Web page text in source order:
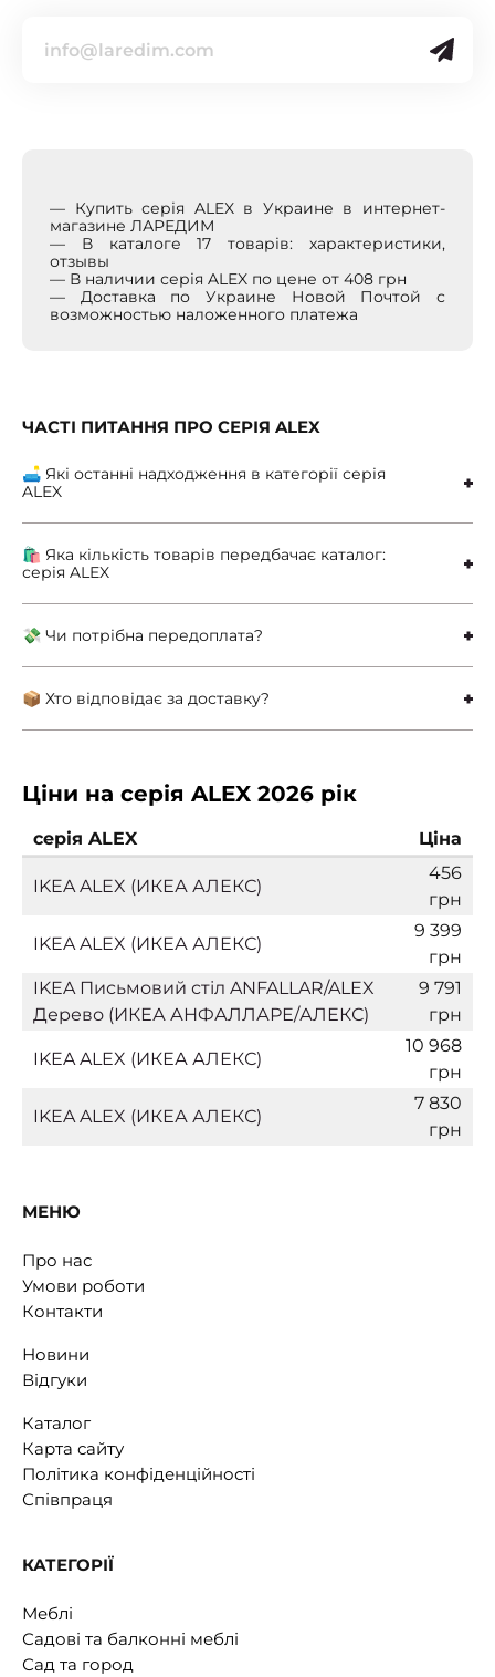
— Купить серія ALEX в Украине в интернет-
магазине ЛАРЕДИМ
— В каталоге 17 товарів: характеристики,
отзывы
— В наличии серія ALEX по цене от 408 грн
— Доставка по Украине Новой Почтой с
возможностью наложенного платежа
ЧАСТІ ПИТАННЯ ПРО СЕРІЯ ALEX
🛋 Які останні надходження в категорії серія
ALEX
🛍 Яка кількість товарів передбачає каталог:
серія ALEX
💸 Чи потрібна передоплата?
📦 Хто відповідає за доставку?
Ціни на серія ALEX 2026 рік
серія ALEX Ціна
IKEA ALEX (ИКЕА АЛЕКС)
456
грн
IKEA ALEX (ИКЕА АЛЕКС)
9 399
грн
IKEA Письмовий стіл ANFALLAR/ALEX
Дерево (ИКЕА АНФАЛЛАРЕ/АЛЕКС)
9 791
грн
IKEA ALEX (ИКЕА АЛЕКС)
10 968
грн
IKEA ALEX (ИКЕА АЛЕКС)
7 830
грн
МЕНЮ
Про нас
Умови роботи
Контакти
Новини
Відгуки
Каталог
Карта сайту
Політика конфіденційності
Співпраця
КАТЕГОРІЇ
Меблі
Садові та балконні меблі
Сад та город